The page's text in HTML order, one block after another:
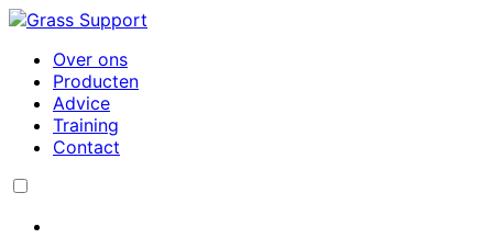
Over ons
Producten
Advice
Training
Contact